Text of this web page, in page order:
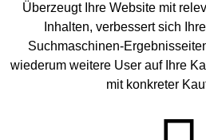
Überzeugt Ihre Website mit
Inhalten, verbessert sich
Suchmaschinen-
wiederum weitere User auf Ihre
mit konkreter